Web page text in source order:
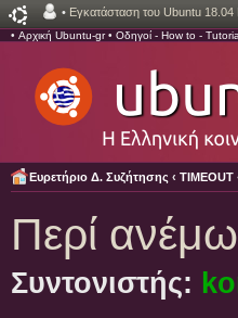
• Εγκατάσταση του Ubuntu 18.04
• Αρχική Ubuntu-gr• Οδηγοί - How to -
Ευρετήριο Δ. Συζήτησης ‹ TIMEOUT
Περί
Συντονιστής: